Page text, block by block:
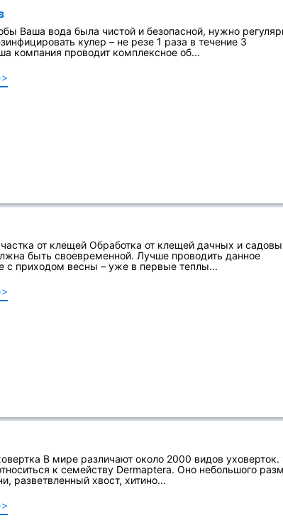
Ваша вода была чистой и безопасной, нужно
кулер – не резе 1 раза в течение 3
компания проводит комплексное об...
от клещей Обработка от клещей дачных и
быть своевременной. Лучше проводить данное
с приходом весны – уже в первые теплы...
В мире различают около 2000 видов уховерток.
к семейству Dermaptera. Оно небольшого
разветвленный хвост, хитино...